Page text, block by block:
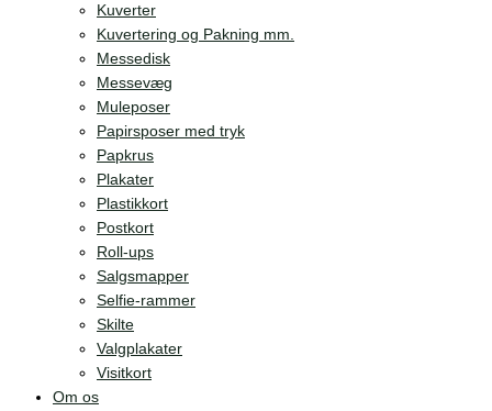
Kuverter
Kuvertering og Pakning mm.
Messedisk
Messevæg
Muleposer
Papirsposer med tryk
Papkrus
Plakater
Plastikkort
Postkort
Roll-ups
Salgsmapper
Selfie-rammer
Skilte
Valgplakater
Visitkort
Om os